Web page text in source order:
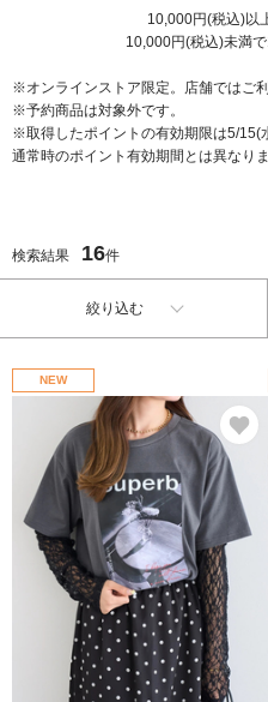
10,000円(税込)以
10,000円(税込)未満
※オンラインストア限定。店舗ではご
※予約商品は対象外です。
※取得したポイントの有効期限は5/15(
通常時のポイント有効期間とは異なり
検索結果 16件
絞り込む
NEW